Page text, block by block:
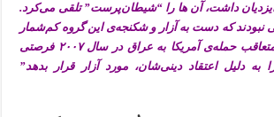
ایزدیان داشت، آن ها را “شیطان‌پرست” تلقی می‌کرد.
نبودند که دست به آزار و شکنجه‌ی این گروه کم‌شمار
می‌زدند. القاعده نیز متعاقب حمله‌ی آمریکا به عراق در سال ۲۰۰۷ فرصتی
به دلیل اعتقاد دینی‌شان، مورد آزار قرار بدهد”